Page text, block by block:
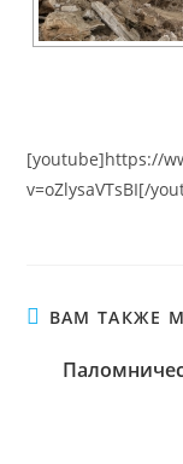
[youtube]https://
v=oZlysaVTsBI[/
ВАМ ТАКЖЕ